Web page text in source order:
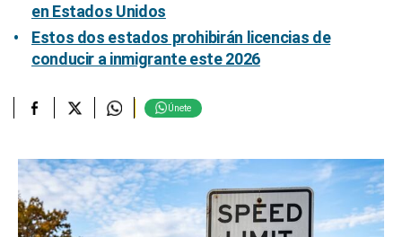
en Estados Unidos
Estos dos estados prohibirán licencias de
conducir a inmigrante este 2026
Únete